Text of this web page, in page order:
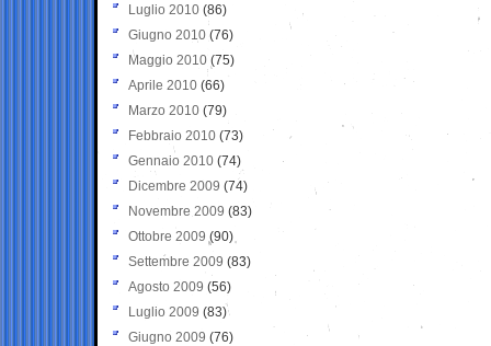
Luglio 2010 (86)
Giugno 2010 (76)
Maggio 2010 (75)
Aprile 2010 (66)
Marzo 2010 (79)
Febbraio 2010 (73)
Gennaio 2010 (74)
Dicembre 2009 (74)
Novembre 2009 (83)
Ottobre 2009 (90)
Settembre 2009 (83)
Agosto 2009 (56)
Luglio 2009 (83)
Giugno 2009 (76)